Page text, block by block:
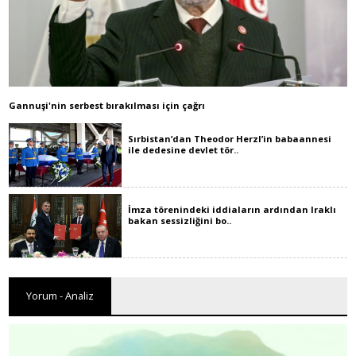
Gannuşi'nin serbest bırakılması için çağrı
Sırbistan’dan Theodor Herzl’in babaannesi
ile dedesine devlet tör..
İmza törenindeki iddiaların ardından Iraklı
bakan sessizliğini bo..
Yorum - Analiz